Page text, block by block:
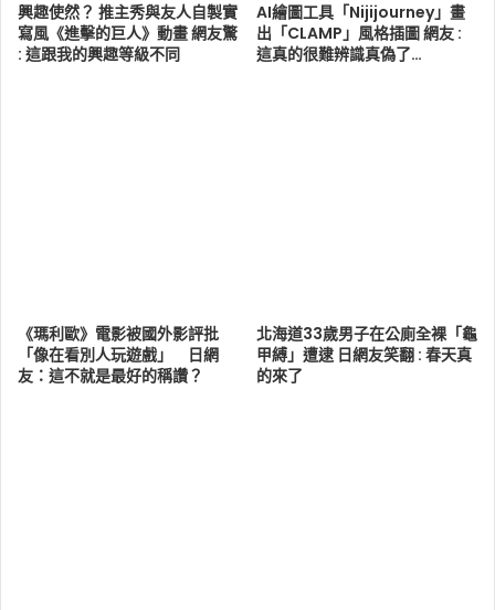
興趣使然？ 推主秀與友人自製實
寫風《進擊的巨人》動畫 網友驚
: 這跟我的興趣等級不同
AI繪圖工具「Nijijourney」畫
出「CLAMP」風格插圖 網友 :
這真的很難辨識真偽了…
《瑪利歐》電影被國外影評批
「像在看別人玩遊戲」 日網
友：這不就是最好的稱讚？
北海道33歲男子在公廁全裸「龜
甲縛」遭逮 日網友笑翻 : 春天真
的來了